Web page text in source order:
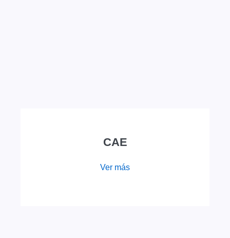
CAE
Ver más